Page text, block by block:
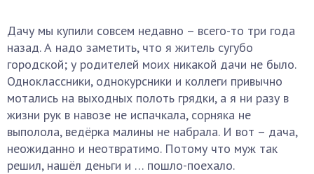
Дачу мы купили совсем недавно – всего-то три года
назад. А надо заметить, что я житель сугубо
городской; у родителей моих никакой дачи не было.
Одноклассники, однокурсники и коллеги привычно
мотались на выходных полоть грядки, а я ни разу в
жизни рук в навозе не испачкала, сорняка не
выполола, ведёрка малины не набрала. И вот – дача,
неожиданно и неотвратимо. Потому что муж так
решил, нашёл деньги и … пошло-поехало.